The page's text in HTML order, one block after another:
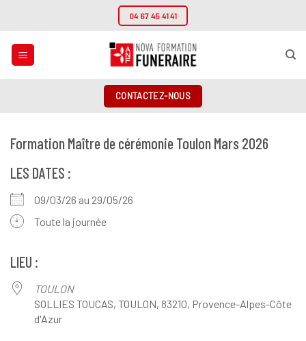
contenu
04 67 45 41 41
CONTACTEZ-NOUS
Formation Maître de cérémonie Toulon Mars 2026
LES DATES :
09/03/26 au 29/05/26
Toute la journée
LIEU :
TOULON
SOLLIES TOUCAS, TOULON, 83210, Provence-Alpes-Côte
d'Azur